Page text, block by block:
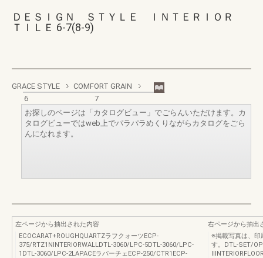
ＤＥＳＩＧＮ ＳＴＹＬＥ ＩＮＴＥＲＩＯＲ
ＴＩＬＥ 6-7(8-9)
GRACE STYLE
COMFORT GRAIN
6
7
お探しのページは「カタログビュー」でごらんいただけます。カ
タログビューではweb上でパラパラめくりながらカタログをごら
んになれます。
左ページから抽出された内容
ECOCARAT+ROUGHQUARTZラフクォーツECP-
375/RTZ1NINTERIORWALLDTL-3060/LPC-5DTL-3060/LPC-
1DTL-3060/LPC-2LAPACEラパーチェECP-250/CTR1ECP-
右ページから抽出
※掲載写真は、印
す。DTL-SET/